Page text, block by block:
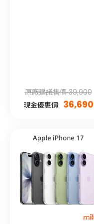
原廠建議售價 39,900
現金優惠價 36,690